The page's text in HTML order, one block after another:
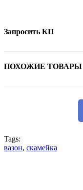
Запросить КП
ПОХОЖИЕ ТОВАРЫ
Tags:
вазон, скамейка